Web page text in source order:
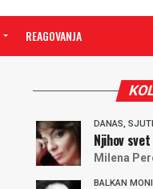
REAGOVANJA
DANAS,
Njihov svet
Milena
BALKAN